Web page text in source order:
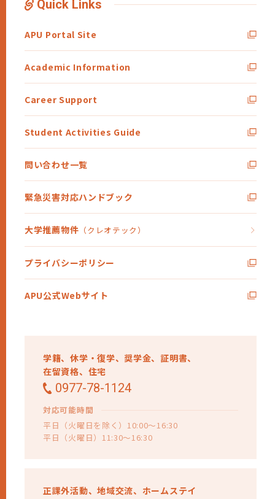
学籍、休学・復学、 奨学金、証明書、
在留資格、 住宅
0977-78-1124
対応可能時間
平日（火曜日を除く）10:00～16:30
平日（火曜日）11:30～16:30
正課外活動、地域交流、 ホームステイ
Quick Links
APU Portal Site
Academic Information
Career Support
Student Activities Guide
問い合わせ一覧
緊急災害対応ハンドブック
大学推薦物件 （クレオテック）
プライバシーポリシー
APU公式Webサイト